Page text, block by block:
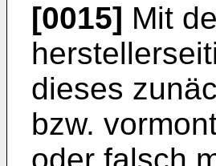
[0015] Mit
dieses
bzw.